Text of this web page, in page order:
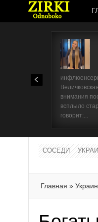
внимания
всплыло
говорит:...
СОСЕДИ
Главная »